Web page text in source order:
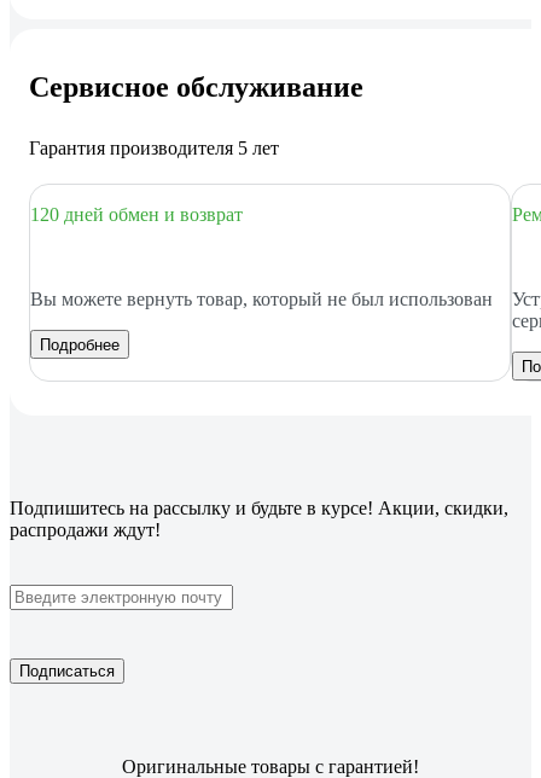
Сервисное обслуживание
Гарантия производителя 5 лет
120 дней обмен и возврат
Вы можете вернуть товар, который не был использован
Подробнее
Подпишитесь на рассылку и будьте в курсе! Акции, скидки,
распродажи ждут!
Подписаться
Оригинальные товары с гарантией!